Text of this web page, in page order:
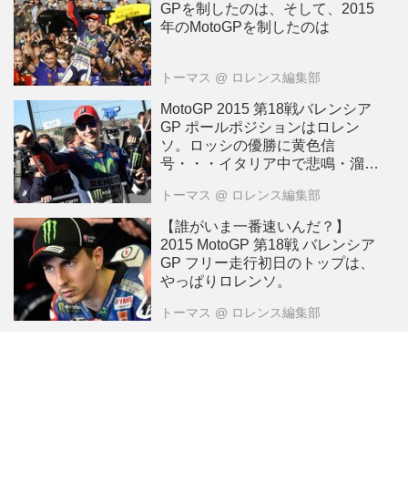
GPを制したのは、そして、2015
年のMotoGPを制したのは
トーマス @ ロレンス編集部
MotoGP 2015 第18戦バレンシア
GP ポールポジションはロレン
ソ。ロッシの優勝に黄色信
号・・・イタリア中で悲鳴・溜
トーマス @ ロレンス編集部
【誰がいま一番速いんだ？】
2015 MotoGP 第18戦 バレンシア
GP フリー走行初日のトップは、
やっぱりロレンソ。
トーマス @ ロレンス編集部